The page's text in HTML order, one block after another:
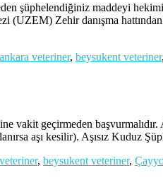
şüphelendiğiniz maddeyi
Zehir danışma
ankara veteriner, beysukent veteriner,
vakit geçirmeden
aşı kesilir). Aşısız Kuduz
, beysukent veteriner,